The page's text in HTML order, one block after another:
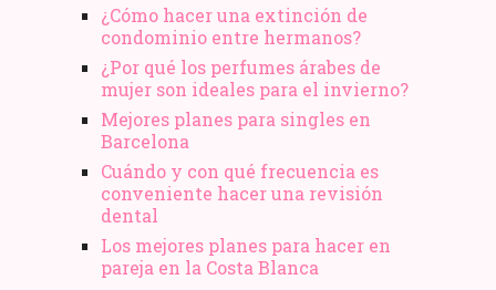
¿Cómo hacer una extinción de
condominio entre hermanos?
¿Por qué los perfumes árabes de
mujer son ideales para el invierno?
Mejores planes para singles en
Barcelona
Cuándo y con qué frecuencia es
conveniente hacer una revisión
dental
Los mejores planes para hacer en
pareja en la Costa Blanca